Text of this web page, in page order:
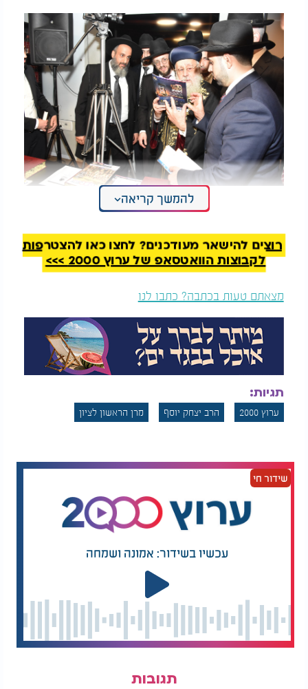
הפונים מכל רחבי העולם.
את המעמד פתח ראש בית ההוראה הגר”י עזיז שליט”א
והנחיותיו. הוא הדגיש כי כלל הרבנים המכהנים בבית
ניסיונם והיותם מורי הוראה בפועל בבתי דין ובבתי
הוראה חשובים.
להמשך קריאה
רוצים להישאר מעודכנים? לחצו כאן להצטרפות
לקבוצות הוואטסאפ של ערוץ 2000 >>>
מצאתם טעות בכתבה? כתבו לנו
תגיות:
ערוץ 2000 הרב יצחק יוסף מרן הראשון לציון
שידור חי
עכשיו בשידור: אמונה ושמחה
תגובות